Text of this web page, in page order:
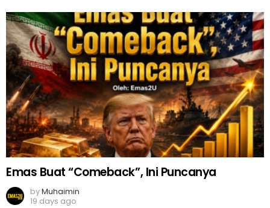
Emas Buat “Comeback”, Ini Puncanya
byMuhaimin
19 days ago